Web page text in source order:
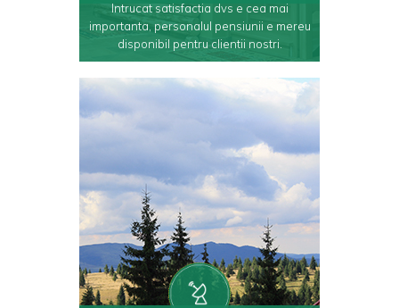
Intrucat satisfactia dvs e cea mai
importanta, personalul pensiunii e mereu
disponibil pentru clientii nostri.